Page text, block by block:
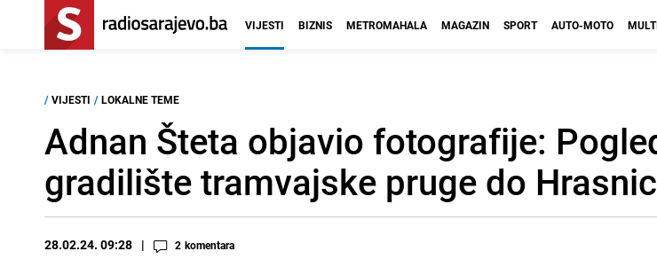
VIJESTI BIZNIS METROMAHALA MAGAZIN SPORT AUTO-MOTO
/ VIJESTI / LOKALNE TEME
Adnan Šteta objavio fotografije:
gradilište tramvajske pruge do
28.02.24. 09:28 2 komentara